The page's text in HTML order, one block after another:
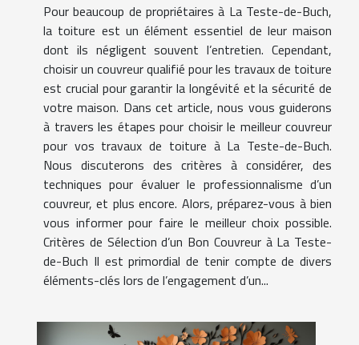
Pour beaucoup de propriétaires à La Teste-de-Buch,
la toiture est un élément essentiel de leur maison
dont ils négligent souvent l’entretien. Cependant,
choisir un couvreur qualifié pour les travaux de toiture
est crucial pour garantir la longévité et la sécurité de
votre maison. Dans cet article, nous vous guiderons
à travers les étapes pour choisir le meilleur couvreur
pour vos travaux de toiture à La Teste-de-Buch.
Nous discuterons des critères à considérer, des
techniques pour évaluer le professionnalisme d’un
couvreur, et plus encore. Alors, préparez-vous à bien
vous informer pour faire le meilleur choix possible.
Critères de Sélection d’un Bon Couvreur à La Teste-
de-Buch Il est primordial de tenir compte de divers
éléments-clés lors de l’engagement d’un...